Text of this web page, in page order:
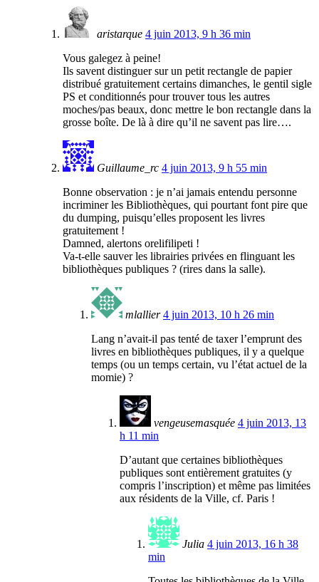
aristarque 4 juin 2013, 9 h 36 min
Vous galegez à peine!
Ils savent distinguer sur un petit rectangle de papier
distribué gratuitement certains dimanches, le gentil sigle
PS et conditionnés pour trouver tous les autres
moches/pas beaux, donc mettre le bon rectangle dans la
grosse boîte. De là à dire qu’il ne savent pas lire….
Guillaume_rc 4 juin 2013, 9 h 55 min
Bonne observation : je n’ai jamais entendu personne
incriminer les Bibliothèques, qui pourtant font pire que
du dumping, puisqu’elles proposent les livres
gratuitement !
Damned, alertons orelifilipeti !
Va-t-elle sauver les librairies privées en flinguant les
bibliothèques publiques ? (rires dans la salle).
mlallier 4 juin 2013, 10 h 26 min
Lang n’avait-il pas tenté de taxer l’emprunt des
livres en bibliothèques publiques, il y a quelque
temps (ou un temps certain, vu l’état actuel de la
momie) ?
vengeusemasquée 4 juin 2013, 13
h 11 min
D’autant que certaines bibliothèques
publiques sont entièrement gratuites (y
compris l’inscription) et même pas limitées
aux résidents de la Ville, cf. Paris !
Julia 4 juin 2013, 16 h 38
min